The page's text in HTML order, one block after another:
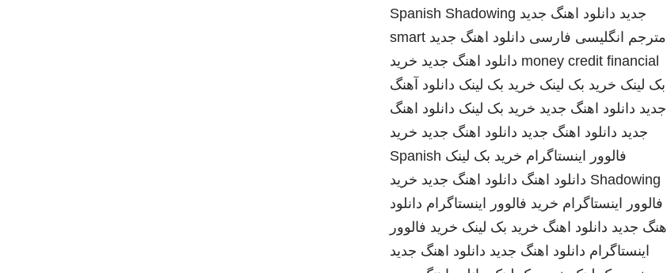
جدید دانلود اهنگ جدید Spanish Shadowing
مترجم انگلیسی فارسی دانلود اهنگ جدید smart
money credit financial دانلود اهنگ جدید خرید
بک لینک خرید بک لینک خرید بک لینک دانلود آهنگ
جدید دانلود اهنگ جدید خرید بک لینک دانلود اهنگ
جدید دانلود اهنگ جدید دانلود اهنگ جدید خرید
فالوور اینستاگرام خرید بک لینک Spanish
Shadowing دانلود اهنگ دانلود اهنگ جدید خرید
فالوور اینستاگرام خرید فالوور اینستاگرام دانلود
اهنگ جدید دانلود اهنگ خرید بک لینک خرید فالوور
اینستاگرام دانلود اهنگ جدید دانلود اهنگ جدید